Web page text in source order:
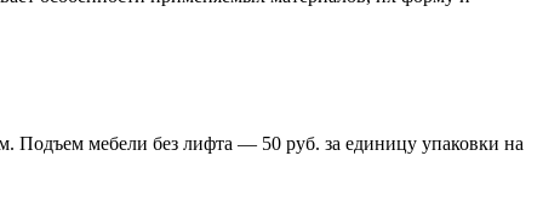
Подъем мебели без лифта — 50 руб. за единицу упаковки на